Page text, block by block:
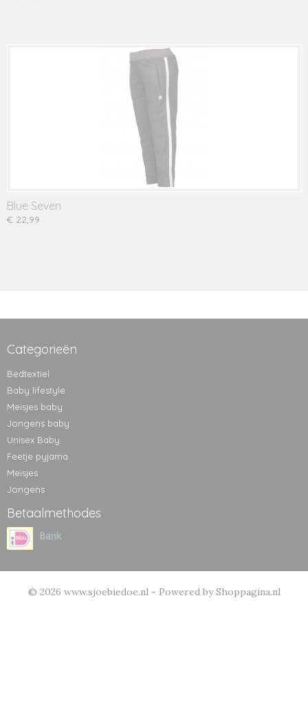
Blue Seven
€ 22,99
Categorieën
Bedtextiel
Baby lifestyle
Meisjes baby
Jongens baby
Unisex Baby
Feetje pyjama
Meisjes
Jongens
Betaalmethodes
© 2026 www.sjoebiedoe.nl - Powered by Shoppagina.nl